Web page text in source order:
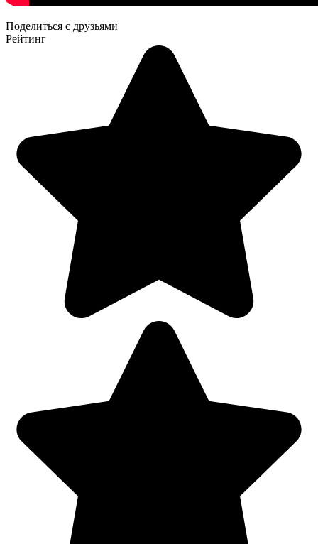
Поделиться с друзьями
Рейтинг